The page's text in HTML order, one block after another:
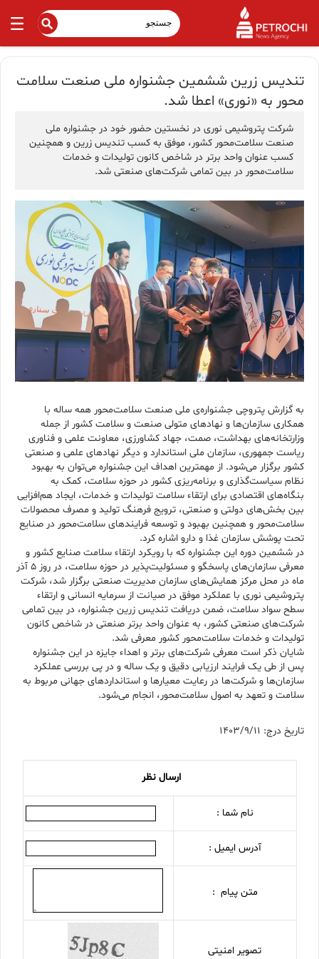
تندیس زرین ششمین جشنواره ملی صنعت سلامت
محور به «نوری» اعطا شد.
شرکت پتروشیمی نوری در نخستین حضور خود در جشنواره ملی
صنعت سلامت‌محور کشور، موفق به کسب تندیس زرین و همچنین
کسب عنوان واحد برتر در شاخص کانون تولیدات و خدمات
سلامت‌محور در بین تمامی شرکت‌های صنعتی شد.
به گزارش پتروچی جشنواره‌ی ملی صنعت سلامت‌محور همه ساله با
همکاری سازمان‌ها و نهادهای متولی صنعت و سلامت کشور از جمله
وزارتخانه‌های بهداشت، صمت، جهاد کشاورزی، معاونت علمی و فناوری
ریاست جمهوری، سازمان ملی استاندارد و دیگر نهادهای علمی و صنعتی
کشور برگزار می‌شود. از مهمترین اهداف این جشنواره می‌توان به بهبود
نظام سیاست‌گذاری و برنامه‌ریزی کشور در حوزه سلامت، کمک به
بنگاه‌های اقتصادی برای ارتقاء سلامت تولیدات و خدمات، ایجاد هم‌افزایی
بین بخش‌های دولتی و صنعتی، ترویج فرهنگ تولید و مصرف محصولات
سلامت‌محور و همچنین بهبود و توسعه فرایندهای سلامت‌محور در صنایع
تحت پوشش سازمان غذا و دارو اشاره کرد.
در ششمین دوره این جشنواره که با رویکرد ارتقاء سلامت صنایع کشور و
معرفی سازمان‌های پاسخگو و مسئولیت‌پذیر در حوزه سلامت، در روز 5 آذر
ماه در محل مرکز همایش‌های سازمان مدیریت صنعتی برگزار شد، شرکت
پتروشیمی نوری با عملکرد موفق در صیانت از سرمایه انسانی و ارتقاء
سطح سواد سلامت، ضمن دریافت تندیس زرین جشنواره، در بین تمامی
شرکت‌های صنعتی کشور، به عنوان واحد برتر صنعتی در شاخص کانون
تولیدات و خدمات سلامت‌محور کشور معرفی شد.
شایان ذکر است معرفی شرکت‌های برتر و اهداء جایزه در این جشنواره
پس از طی یک فرایند ارزیابی دقیق و یک ساله و در پی بررسی عملکرد
سازمان‌ها و شرکت‌ها در رعایت معیارها و استانداردهای جهانی مربوط به
سلامت و تعهد به اصول سلامت‌محور، انجام می‌شود.
تاریخ درج: 1403/9/11
ارسال نظر
نام شما :
آدرس ایمیل :
متن پیام :
تصویر امنیتی